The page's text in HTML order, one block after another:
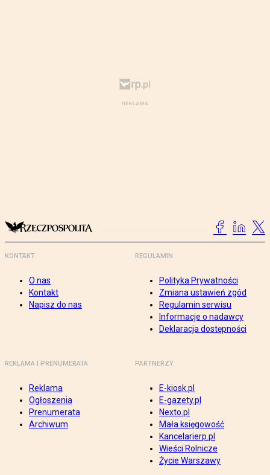
KONTAKT
O nas
Kontakt
Napisz do nas
REGULAMIN
Polityka Prywatności
Zmiana ustawień zgód
Regulamin serwisu
Informacje o nadawcy
Deklaracja dostępności
REKLAMA I PRENUMERATA
Reklama
Ogłoszenia
Prenumerata
Archiwum
PARTNERZY
E-kiosk.pl
E-gazety.pl
Nexto.pl
Mała księgowość
Kancelarierp.pl
Wieści Rolnicze
Życie Warszawy